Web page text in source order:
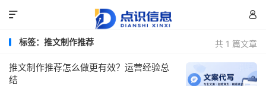


共 1 篇文章
标签：推文制作推荐
推文制作推荐怎么做更有效？运营经验总
结